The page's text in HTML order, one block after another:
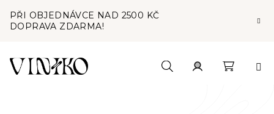
obsah
PŘI OBJEDNÁVCE NAD 2500 KČ
DOPRAVA ZDARMA!